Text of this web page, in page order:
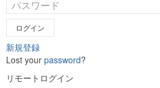
ログイン
新規登録
Lost your password?
リモートログイン